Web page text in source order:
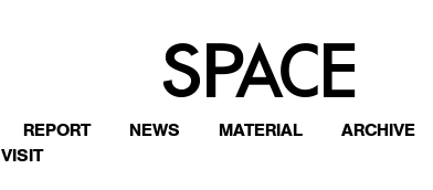
REPORT NEWS MATERIAL ARCHIVE
VISIT